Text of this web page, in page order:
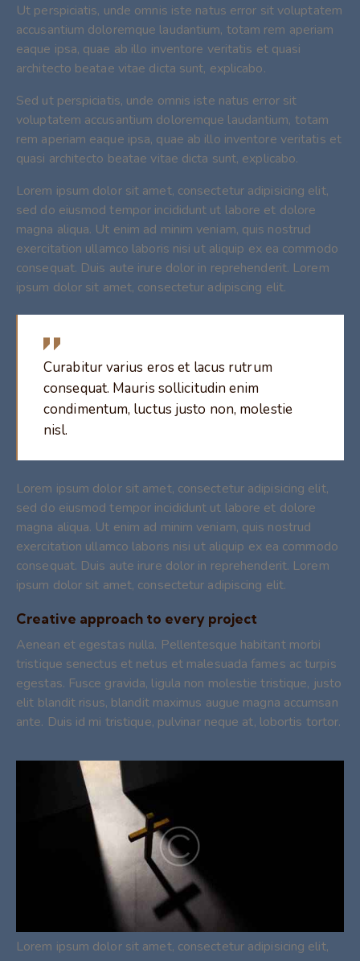
Ut perspiciatis, unde omnis iste natus error sit voluptatem
accusantium doloremque laudantium, totam rem aperiam
eaque ipsa, quae ab illo inventore veritatis et quasi
architecto beatae vitae dicta sunt, explicabo.
Sed ut perspiciatis, unde omnis iste natus error sit
voluptatem accusantium doloremque laudantium, totam
rem aperiam eaque ipsa, quae ab illo inventore veritatis et
quasi architecto beatae vitae dicta sunt, explicabo.
Lorem ipsum dolor sit amet, consectetur adipisicing elit,
sed do eiusmod tempor incididunt ut labore et dolore
magna aliqua. Ut enim ad minim veniam, quis nostrud
exercitation ullamco laboris nisi ut aliquip ex ea commodo
consequat. Duis aute irure dolor in reprehenderit. Lorem
ipsum dolor sit amet, consectetur adipiscing elit.
Curabitur varius eros et lacus rutrum
consequat. Mauris sollicitudin enim
condimentum, luctus justo non, molestie
nisl.
Lorem ipsum dolor sit amet, consectetur adipisicing elit,
sed do eiusmod tempor incididunt ut labore et dolore
magna aliqua. Ut enim ad minim veniam, quis nostrud
exercitation ullamco laboris nisi ut aliquip ex ea commodo
consequat. Duis aute irure dolor in reprehenderit. Lorem
ipsum dolor sit amet, consectetur adipiscing elit.
Creative approach to every project
Aenean et egestas nulla. Pellentesque habitant morbi
tristique senectus et netus et malesuada fames ac turpis
egestas. Fusce gravida, ligula non molestie tristique, justo
elit blandit risus, blandit maximus augue magna accumsan
ante. Duis id mi tristique, pulvinar neque at, lobortis tortor.
Lorem ipsum dolor sit amet, consectetur adipisicing elit,